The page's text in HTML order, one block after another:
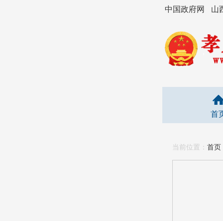
中国政府网 山
首
当前位置： 首页